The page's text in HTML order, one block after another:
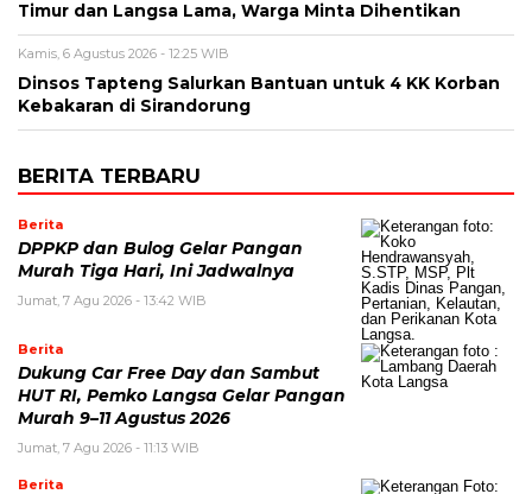
Timur dan Langsa Lama, Warga Minta Dihentikan
Kamis, 6 Agustus 2026 - 12:25 WIB
Dinsos Tapteng Salurkan Bantuan untuk 4 KK Korban
Kebakaran di Sirandorung
BERITA TERBARU
Berita
DPPKP dan Bulog Gelar Pangan
Murah Tiga Hari, Ini Jadwalnya
Jumat, 7 Agu 2026 - 13:42 WIB
Berita
Dukung Car Free Day dan Sambut
HUT RI, Pemko Langsa Gelar Pangan
Murah 9–11 Agustus 2026
Jumat, 7 Agu 2026 - 11:13 WIB
Berita